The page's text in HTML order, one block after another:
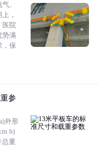
、
，
医院
势满
，保
参
外形
b)
总重